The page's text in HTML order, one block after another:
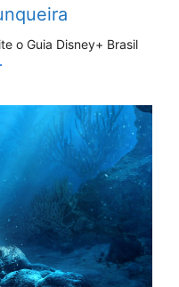
o Guia Disney+ Brasil